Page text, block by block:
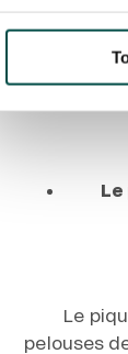
Le
pelouses